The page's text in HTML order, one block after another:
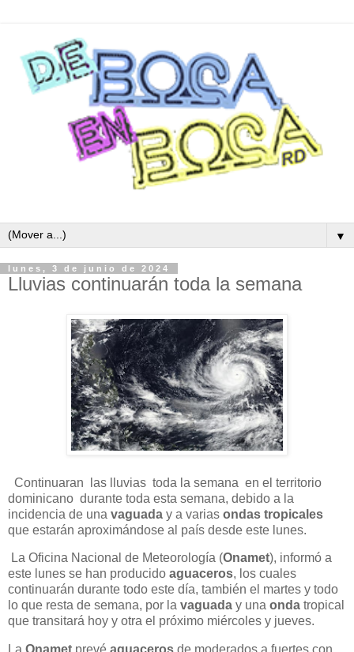
▼
lunes, 3 de junio de 2024
Lluvias continuarán toda la semana
Continuaran las lluvias toda la semana en el territorio
dominicano durante toda esta semana, debido a la
incidencia de una vaguada y a varias ondas tropicales
que estarán aproximándose al país desde este lunes.
La Oficina Nacional de Meteorología (Onamet), informó a
este lunes se han producido aguaceros, los cuales
continuarán durante todo este día, también el martes y todo
lo que resta de semana, por la vaguada y una onda tropical
que transitará hoy y otra el próximo miércoles y jueves.